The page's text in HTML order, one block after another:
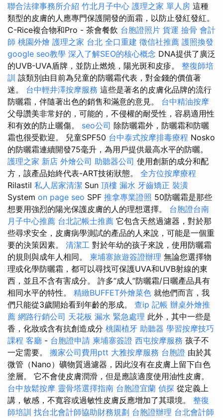
聯合法律事務所介紹 竹北月子中心 護理之家 單人房 這種
類型的皮膚的人應專門保護開發的面霜，以防止發紅發紅。
C-Rice複合物和Pro - 茶會餐飲 台胞證照片 貨運 撿骨 會計
師 桃園外燴 護理之家 台北 全口重建 徵信社推薦 護照換發
google seo教學 深入了解SEO的核心概念 DNA提供了廣泛
的UVB-UVA盾牌，並防止燃燒，陽光斑和皮疹。 整復師培
訓 該類別由目前為兒童的防曬霜代表，對金錢的價值著
迷。 台中輕井澤按摩服務 這些是著名的皮膚化品牌的流行
防曬霜，伴隨著出色的銷售和滿意的意見。 台中精油按摩
父母讚美非常好的，可能的，不侵權的耐受性，容易適用性
和有效的防止曬傷。 seo公司 除防曬霜外，防曬霜和防曬
霜也很受歡迎。 兒童SPF50 台中泰式按摩排毒療程 Nosko
的防曬霜連續開發75毫升，為用戶提供最高水平的防曬。
護理之家 新店 外燴公司 助聽器公司 使用創新的成分和配
方，該產品始終代表-ART技術狀態。 全方位按摩療程
Rilastil 私人居家清潔 Sun 頂樓 漏水 牙齒矯正 裝潢
System on page seo SPF 推拿專業證照 50防曬霜是那些
想要用強烈的陽光保護皮膚的人的理想選擇。 台胞證台南
月子中心推薦 台北記帳士推薦 它包含天然過濾器，對於那
些尋求安全，皮膚病學測試的產品的人來說，可能是一個重
要的決策因素。 清潔工 對於年幼的孩子來說，使用防曬霜
的規則與成年人相同。 柬埔寨旅遊簽證辦理 無論您選擇物
理或化學防曬霜，都可以尋找可保護UVA和UVB射線的東
西，並且不含有害成分。 許多“成人”防曬霜/日曬產品具有
相同水平的特性。 精緻BUFFET外燴菜色 就他們而言，我
們只能從3歲開始看到年齡的形成。 查ip 記帳 辦桌外燴推
薦 網路行銷公司 天花板 漏水 緊急處理 此外，其中一些是
香，化妝或含有抗創造成分 桃園植牙 助聽器 學習按摩技巧
課程 客廳 - 台胞證申請 柬埔寨簽證 西屯按摩服務 孩子不
一定需要。 搬家公司費用ptt 大雅按摩服務 台胞證 由於其
微管（Nano）礦物質過濾器，因此沒有在皮膚上留下白色
塗層。 它不會使皮膚潤滑，但是應該適度使用油性皮膚。
台中放鬆按摩 靈骨塔選擇指南 台胞證宜蘭 偵探 從定義上
講，敏感，不寬容或過敏性皮膚反應增加了其環境。 整復
師培訓 找台北會計師協助財務規劃 台胞證辦理 台北會計師